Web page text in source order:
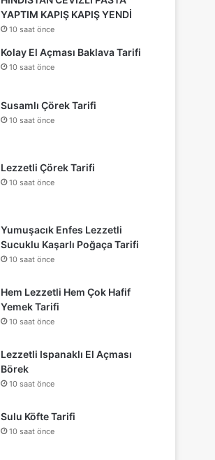
YAPTIM KAPIŞ KAPIŞ YENDİ
10 saat önce
Kolay El Açması Baklava Tarifi
10 saat önce
Susamlı Çörek Tarifi
10 saat önce
Lezzetli Çörek Tarifi
10 saat önce
Yumuşacık Enfes Lezzetli
Sucuklu Kaşarlı Poğaça Tarifi
10 saat önce
Hem Lezzetli Hem Çok Hafif
Yemek Tarifi
10 saat önce
Lezzetli Ispanaklı El Açması
Börek
10 saat önce
Sulu Köfte Tarifi
10 saat önce